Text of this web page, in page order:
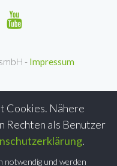
Cookies. Nähere
Rechten als Benutzer
.
notwendig und werden
- Impressum